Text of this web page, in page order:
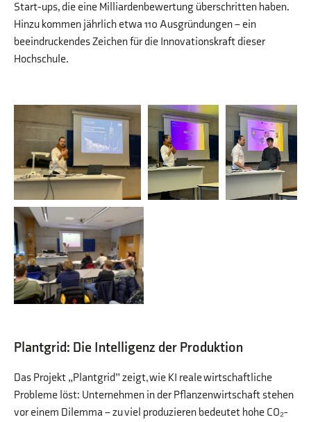
Start-ups, die eine Milliardenbewertung überschritten haben.
Hinzu kommen jährlich etwa 110 Ausgründungen – ein
beeindruckendes Zeichen für die Innovationskraft dieser
Hochschule.
Plantgrid: Die Intelligenz der Produktion
Das Projekt „Plantgrid” zeigt, wie KI reale wirtschaftliche
Probleme löst: Unternehmen in der Pflanzenwirtschaft stehen
vor einem Dilemma – zu viel produzieren bedeutet hohe CO₂-